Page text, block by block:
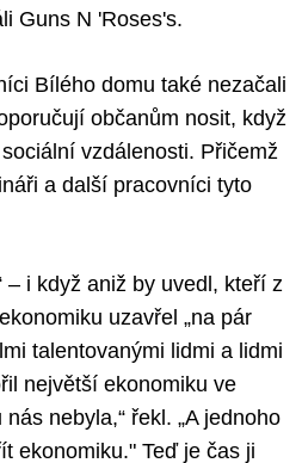
Guns N 'Roses's.
Bílého domu také nezačali
občanům nosit, když
vzdálenosti. Přičemž
a další pracovníci tyto
– i když aniž by uvedl, kteří z
uzavřel „na pár
talentovanými lidmi a lidmi
největší ekonomiku ve
nebyla,“ řekl. „A jednoho
ekonomiku." Teď je čas ji